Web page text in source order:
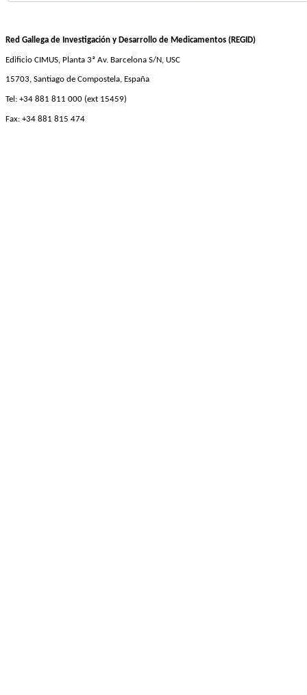
Red Gallega de Investigación y Desarrollo de Medicamentos (REGID)
Edificio CIMUS, Planta 3ª Av. Barcelona S/N, USC
15703, Santiago de Compostela, España
Tel: +34 881 811 000 (ext 15459)
Fax: +34 881 815 474